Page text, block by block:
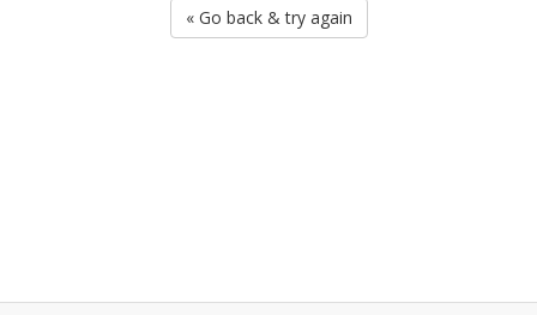
« Go back & try again